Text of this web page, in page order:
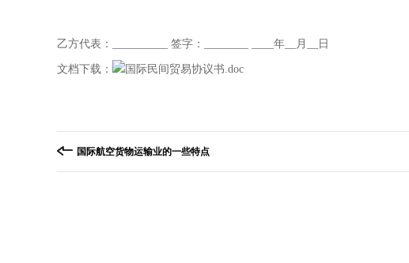
乙方代表：__________ 签字：________ ____年__月__日
文档下载： 国际民间贸易协议书.doc
国际航空货物运输业的一些特点